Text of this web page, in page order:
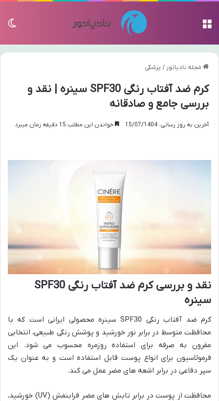
مجله نادیاتور / پزشکی
کرم ضد آفتاب رنگی SPF30 سینره | نقد و
بررسی جامع و صادقانه
آخرین به روز رسانی: 15/07/1404 خواندن این مطلب 15 دقیقه زمان میبرد
نقد و بررسی کرم ضد آفتاب رنگی SPF30
سینره
کرم ضد آفتاب رنگی SPF30 سینره محصولی ایرانی است که با
محافظت متوسط در برابر نور خورشید و پوشش رنگی طبیعی، انتخابی
مقرون به صرفه برای استفاده روزمره محسوب می شود. این
فرمولاسیون برای انواع پوست قابل استفاده است و به عنوان یک
سپر دفاعی در برابر اشعه های مضر عمل می کند.
محافظت از پوست در برابر تابش های مضر فرابنفش (UV) خورشید،